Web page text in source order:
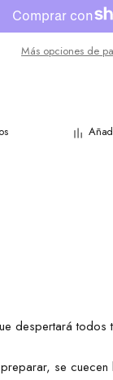
Más opciones de
despertará todos
se